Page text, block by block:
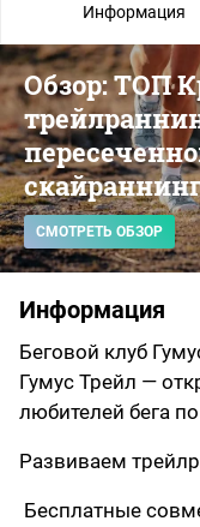
Обзор: ТОП
СМОТРЕТЬ ОБЗОР
Информация
Беговой клуб
Гумус Трейл —
любителей бега
Развиваем
Бесплатные
Информация